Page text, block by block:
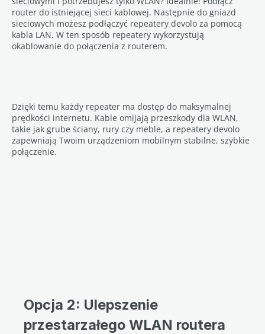
router do istniejącej sieci kablowej. Następnie do gniazd
sieciowych możesz podłączyć repeatery devolo za pomocą
kabla LAN. W ten sposób repeatery wykorzystują
okablowanie do połączenia z routerem.
Dzięki temu każdy repeater ma dostęp do maksymalnej
prędkości internetu. Kable omijają przeszkody dla WLAN,
takie jak grube ściany, rury czy meble, a repeatery devolo
zapewniają Twoim urządzeniom mobilnym stabilne, szybkie
połączenie.
Opcja 2: Ulepszenie
przestarzałego WLAN routera